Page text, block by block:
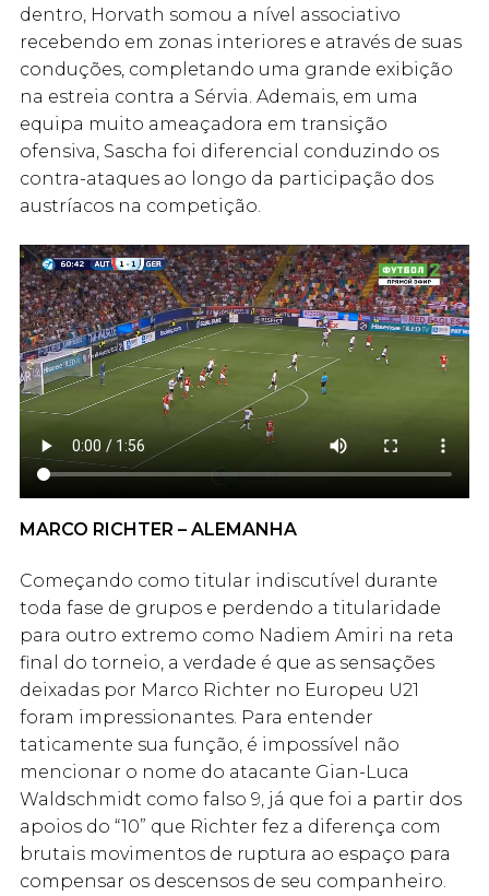
dentro, Horvath somou a nível associativo
recebendo em zonas interiores e através de suas
conduções, completando uma grande exibição
na estreia contra a Sérvia. Ademais, em uma
equipa muito ameaçadora em transição
ofensiva, Sascha foi diferencial conduzindo os
contra-ataques ao longo da participação dos
austríacos na competição.
MARCO RICHTER – ALEMANHA
Começando como titular indiscutível durante
toda fase de grupos e perdendo a titularidade
para outro extremo como Nadiem Amiri na reta
final do torneio, a verdade é que as sensações
deixadas por Marco Richter no Europeu U21
foram impressionantes. Para entender
taticamente sua função, é impossível não
mencionar o nome do atacante Gian-Luca
Waldschmidt como falso 9, já que foi a partir dos
apoios do “10” que Richter fez a diferença com
brutais movimentos de ruptura ao espaço para
compensar os descensos de seu companheiro.